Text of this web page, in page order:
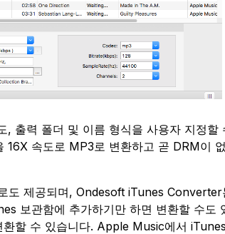
출력 폴더 및 이름 형식을 사용자 지정할
속도로 MP3로 변환하고 곧 DRM이
도 제공되며, Ondesoft iTunes Converter
보관함에 추가하기만 하면 변환할 수도
할 수 있습니다. Apple Music에서